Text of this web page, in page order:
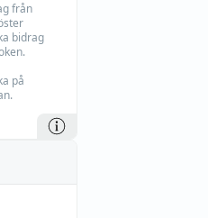
från
bidrag
på